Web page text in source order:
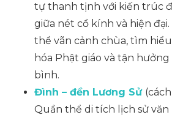
tự thanh tịnh với kiến trúc
giữa nét cổ kính và hiện
thể vãn cảnh chùa, tìm hiểu
hóa Phật giáo và tận
bình.
Đình – đền Lương Sử
Quần thể di tích lịch sử văn